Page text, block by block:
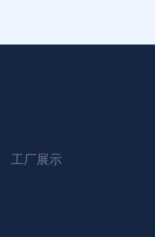
工厂展示